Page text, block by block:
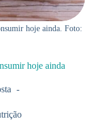
hoje ainda. Foto:
hoje ainda